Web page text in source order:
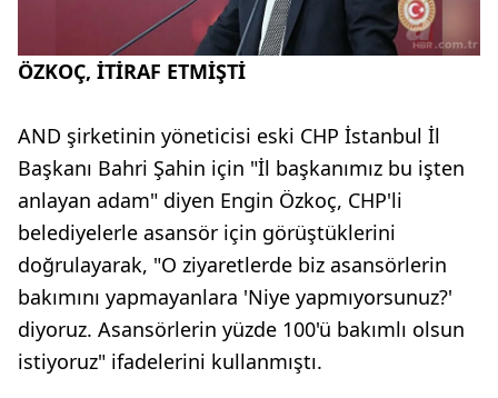
ÖZKOÇ, İTİRAF ETMİŞTİ
AND şirketinin yöneticisi eski CHP İstanbul İl
Başkanı Bahri Şahin için "İl başkanımız bu işten
anlayan adam" diyen Engin Özkoç, CHP'li
belediyelerle asansör için görüştüklerini
doğrulayarak, "O ziyaretlerde biz asansörlerin
bakımını yapmayanlara 'Niye yapmıyorsunuz?'
diyoruz. Asansörlerin yüzde 100'ü bakımlı olsun
istiyoruz" ifadelerini kullanmıştı.